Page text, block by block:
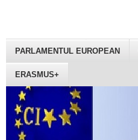
PARLAMENTUL EUROPEAN
ERASMUS+